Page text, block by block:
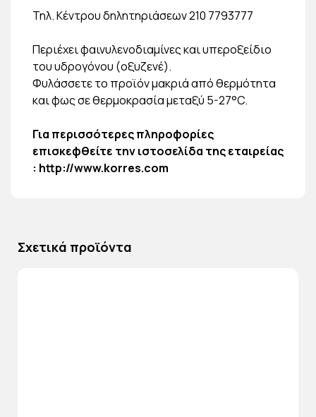
Τηλ. Κέντρου δηλητηριάσεων 210 7793777
Περιέχει φαινυλενοδιαμίνες και υπεροξείδιο
του υδρογόνου (οξυζενέ).
Φυλάσσετε το προϊόν μακριά από θερμότητα
και φως σε θερμοκρασία μεταξύ 5-27°C.
Για περισσότερες πληροφορίες
επισκεφθείτε την ιστοσελίδα της εταιρείας
: http://www.korres.com
Σχετικά προϊόντα